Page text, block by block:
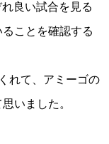
良い試合を見る
ことを確認する
れて、アミーゴの
いました。